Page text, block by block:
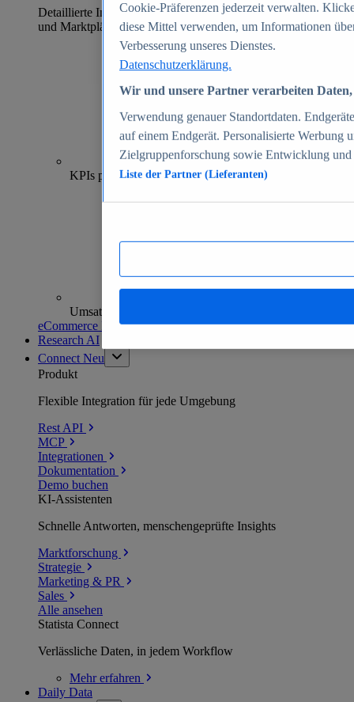
Detaillierte Informationen zu mehr als 39.000 Online-Shops
und Marktplätzen
70+
KPIs pro Shop
Umsatzanalysen und -prognosen
eCommerce Insights entdecken
Research AI
Connect Neu
Produkt
Flexible Integration für jede Umgebung
Rest API
MCP
Integrationen
Dokumentation
Demo buchen
KI-Assistenten
Schnelle Antworten, menschengeprüfte Insights
Marktforschung
Strategie
Marketing & PR
Sales
Alle ansehen
Statista Connect
Verlässliche Daten, in jedem Workflow
Mehrerfahren
Daily Data
Cookie-Präferenzen jederzeit verwalten.
diese Mittel verwenden, um Informationen
Verbesserung unseres Dienstes.
Datenschutzerklärung.
Wir und unsere Partner verarbeiten
Verwendung genauer Standortdaten.
auf einem Endgerät. Personalisierte Werbung
Zielgruppenforschung sowie Entwicklung
Liste der Partner (Lieferanten)